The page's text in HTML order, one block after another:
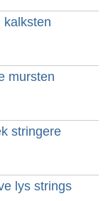
kalksten
mursten
stringere
lys strings